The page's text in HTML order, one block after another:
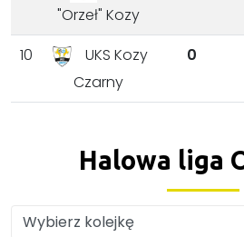
"Orzeł" Kozy
10
UKS Kozy
Czarny
0
Halowa liga